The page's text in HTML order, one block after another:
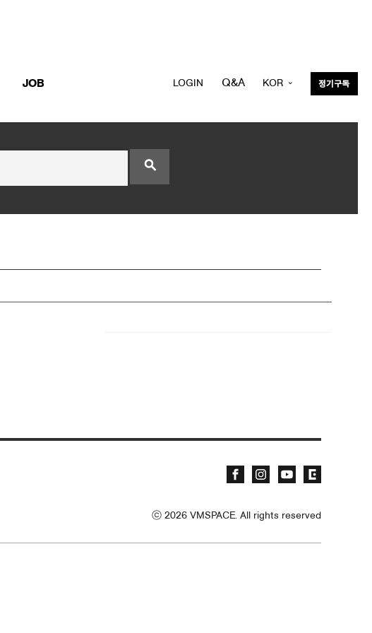
JOB
LOGIN Q&A KOR 정기구독
search
ⓒ 2026 VMSPACE. All rights reserved